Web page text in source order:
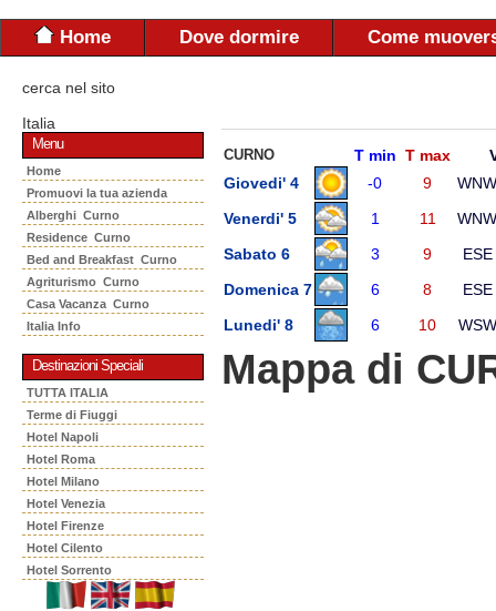
Home Dove dormire Come
cerca nel sito
Italia
Menu
Home
Promuovi la tua azienda
Alberghi Curno
Residence Curno
Bed and Breakfast Curno
Agriturismo Curno
Casa Vacanza Curno
Italia Info
Destinazioni Speciali
TUTTA ITALIA
Terme di Fiuggi
Hotel Napoli
Hotel Roma
Hotel Milano
Hotel Venezia
Hotel Firenze
Hotel Cilento
Hotel Sorrento
CURNO T min T max
Giovedi' 4
-0 9
WNW
Venerdi' 5
1 11
WNW
Sabato 6
3 9
ESE
Domenica 7
6 8
ESE
Lunedi' 8
6 10 WSW
Mappa di